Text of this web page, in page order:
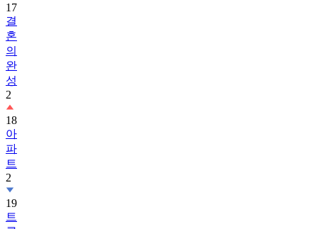
17
결
혼
의
완
성
2
18
아
파
트
2
19
트